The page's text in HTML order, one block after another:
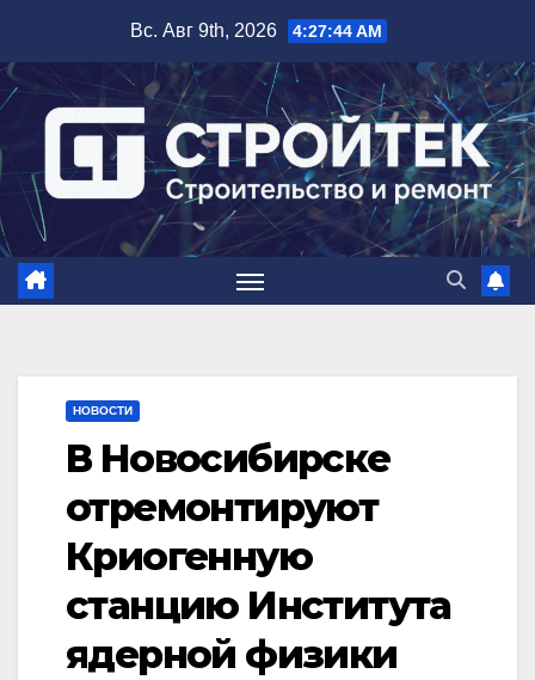
содержимому
Вс. Авг 9th, 2026 4:27:45 AM
НОВОСТИ
В Новосибирске
отремонтируют
Криогенную
станцию Института
ядерной физики